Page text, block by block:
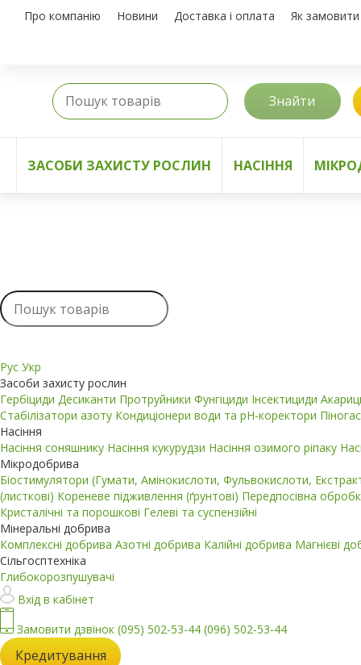
Про компанію Новини Доставка і оплата Як замовити
Знайти
ЗАСОБИ ЗАХИСТУ РОСЛИН НАСІННЯ
Рус Укр
Засоби захисту рослин
Гербіциди Десиканти Протруйники Фунгіциди Інсектициди
Стабілізатори азоту Кондиціонери води та pH-коректори
Насіння
Насіння соняшнику Насіння кукурудзи Насіння озимого ріпаку
Мікродобрива
Біостимулятори (Гумати, Амінокислоти, Фульвокислоти,
(листкові) Кореневе підживлення (ґрунтові) Передпосівна
Кристалічні та порошкові Гелеві та суспензійні
Мінеральні добрива
Комплексні добрива Азотні добрива Калійні добрива Магнієві
Сільгосптехніка
Глибокорозпушувачі
Вхід в кабінет
Замовити дзвінок (095) 502-53-44 (096) 502-53-44
Кредитування